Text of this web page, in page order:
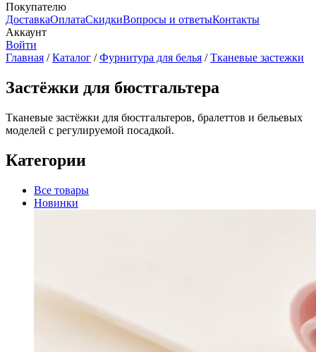
Покупателю
ДоставкаОплатаСкидкиВопросы и ответыКонтакты
Аккаунт
Войти
Главная / Каталог / Фурнитура для белья / Тканевые застежки
Застёжки для бюстгальтера
Тканевые застёжки для бюстгальтеров, бралеттов и бельевых
моделей с регулируемой посадкой.
Категории
Все товары
Новинки